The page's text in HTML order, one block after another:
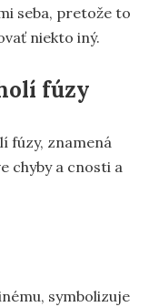
seba, pretože to
niekto iný.
fúzy
fúzy, znamená
chyby a cnosti a
symbolizuje